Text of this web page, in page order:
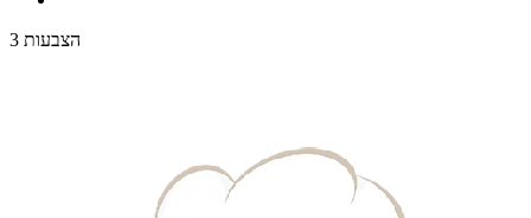
3 הצבעות